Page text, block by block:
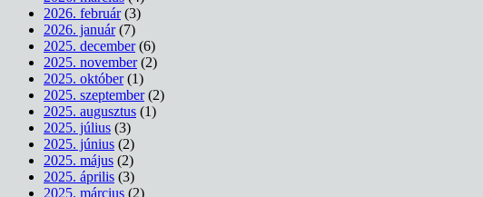
2026. február(3)
2026. január(7)
2025. december(6)
2025. november(2)
2025. október(1)
2025. szeptember(2)
2025. augusztus (1)
2025. július (3)
2025. június (2)
2025. május (2)
2025. április (3)
2025. március (2)